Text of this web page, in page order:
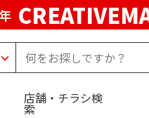
店舗・チラシ検
索